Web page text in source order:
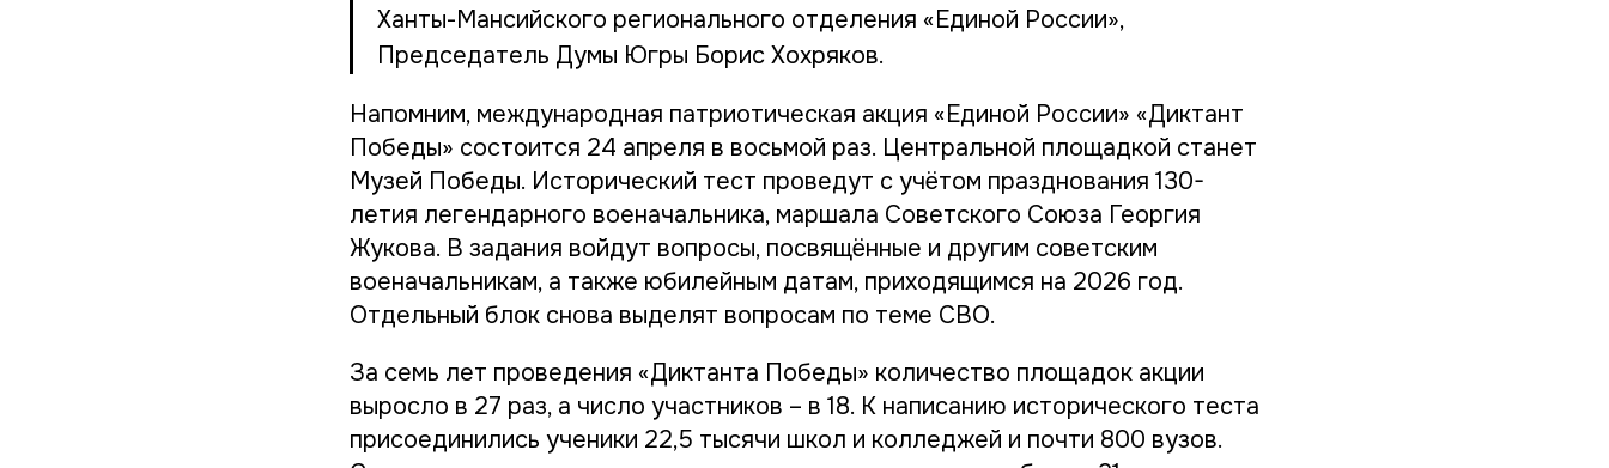
Ханты-Мансийского регионального отделения «Единой России»,
Председатель Думы Югры Борис Хохряков.
Напомним, международная патриотическая акция «Единой России» «Диктант
Победы» состоится 24 апреля в восьмой раз. Центральной площадкой станет
Музей Победы. Исторический тест проведут с учётом празднования 130-
летия легендарного военачальника, маршала Советского Союза Георгия
Жукова. В задания войдут вопросы, посвящённые и другим советским
военачальникам, а также юбилейным датам, приходящимся на 2026 год.
Отдельный блок снова выделят вопросам по теме СВО.
За семь лет проведения «Диктанта Победы» количество площадок акции
выросло в 27 раз, а число участников – в 18. К написанию исторического теста
присоединились ученики 22,5 тысячи школ и колледжей и почти 800 вузов.